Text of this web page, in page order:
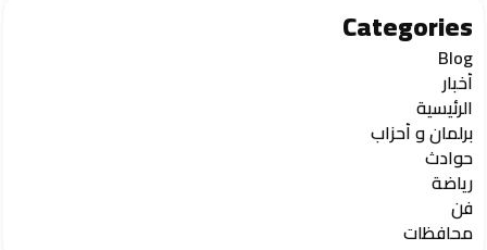
Categories
Blog
أخبار
الرئيسية
برلمان و أحزاب
حوادث
رياضة
فن
محافظات